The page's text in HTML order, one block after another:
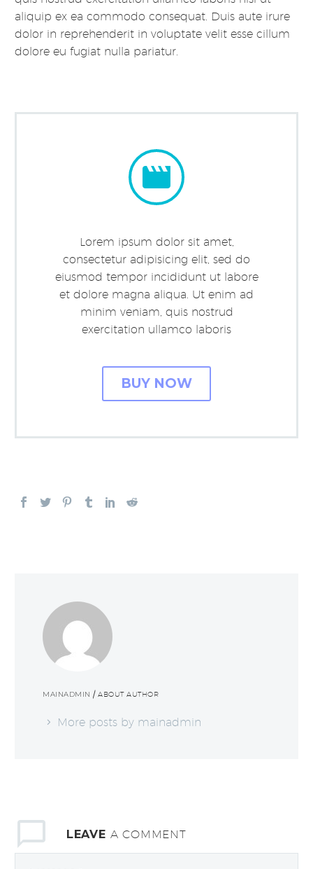
aliquip ex ea commodo consequat. Duis aute irure
dolor in reprehenderit in voluptate velit esse cillum
dolore eu fugiat nulla pariatur.


Lorem ipsum dolor sit amet,
consectetur adipisicing elit, sed do
eiusmod tempor incididunt ut labore
et dolore magna aliqua. Ut enim ad
minim veniam, quis nostrud
exercitation ullamco laboris
BUY NOW
MAINADMIN / ABOUT AUTHOR
More posts by mainadmin
LEAVE A COMMENT